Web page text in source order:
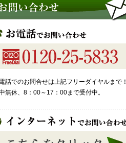
話でのお問合せは上記フリーダイヤルまで！
無休、8：00～17：00まで受付中。